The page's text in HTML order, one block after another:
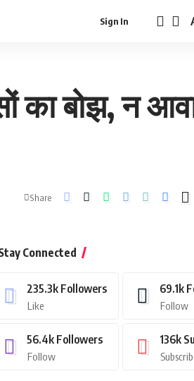
Sign In
का बोझ, न
Share
Connected
235.3k Followers
Like
69.1k
Follow
56.4k Followers
Follow
136k